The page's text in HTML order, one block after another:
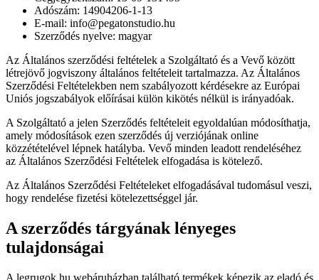
Adószám: 14904206-1-13
E-mail: info@pegatonstudio.hu
Szerződés nyelve: magyar
Az Általános szerződési feltételek a Szolgáltató és a Vevő között
létrejövő jogviszony általános feltételeit tartalmazza. Az Általános
Szerződési Feltételekben nem szabályozott kérdésekre az Európai
Uniós jogszabályok előírásai külön kikötés nélkül is irányadóak.
A Szolgáltató a jelen Szerződés feltételeit egyoldalúan módosíthatja,
amely módosítások ezen szerződés új verziójának online
közzétételével lépnek hatályba. Vevő minden leadott rendeléséhez
az Általános Szerződési Feltételek elfogadása is kötelező.
Az Általános Szerződési Feltételeket elfogadásával tudomásul veszi,
hogy rendelése fizetési kötelezettséggel jár.
A szerződés tárgyának lényeges
tulajdonságai
A legrugok.hu webáruházban található termékek képezik az eladó és